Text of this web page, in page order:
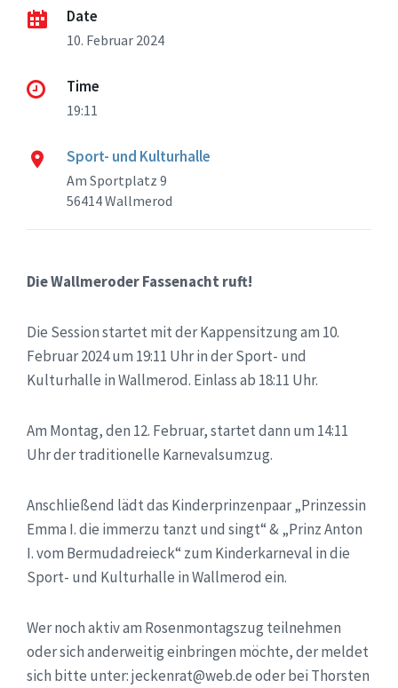
Date
10. Februar 2024
Time
19:11
Sport- und Kulturhalle
Am Sportplatz 9
56414 Wallmerod
Die Wallmeroder Fassenacht ruft!
Die Session startet mit der Kappensitzung am 10.
Februar 2024 um 19:11 Uhr in der Sport- und
Kulturhalle in Wallmerod. Einlass ab 18:11 Uhr.
Am Montag, den 12. Februar, startet dann um 14:11
Uhr der traditionelle Karnevalsumzug.
Anschließend lädt das Kinderprinzenpaar „Prinzessin
Emma I. die immerzu tanzt und singt“ & „Prinz Anton
I. vom Bermudadreieck“ zum Kinderkarneval in die
Sport- und Kulturhalle in Wallmerod ein.
Wer noch aktiv am Rosenmontagszug teilnehmen
oder sich anderweitig einbringen möchte, der meldet
sich bitte unter: jeckenrat@web.de oder bei Thorsten